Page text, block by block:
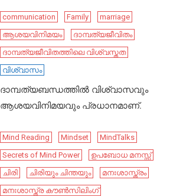
communication Family
marriage
ആശയവിനിമയം
ദാമ്പത്യജീവിതം
ദാമ്പത്യജീവിതത്തിലെ വിശ്വസ്തത
വിശ്വാസം
ദാമ്പത്യബന്ധത്തിൽ വിശ്വാസവും
ആശയവിനിമയവും പ്രധാനമാണ്.
Mind Reading Mindset
MindTalks
Secrets of Mind Power
ഉപബോധ മനസ്സ്
ചിരി
ചിരിയും ചിന്തയും
മനഃശാസ്ത്രം
മനഃശാസ്ത്ര കൗൺസിലിംഗ്